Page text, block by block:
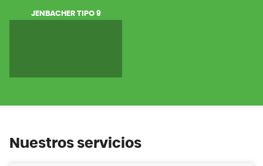
JENBACHER TIPO 9
Nuestros servicios